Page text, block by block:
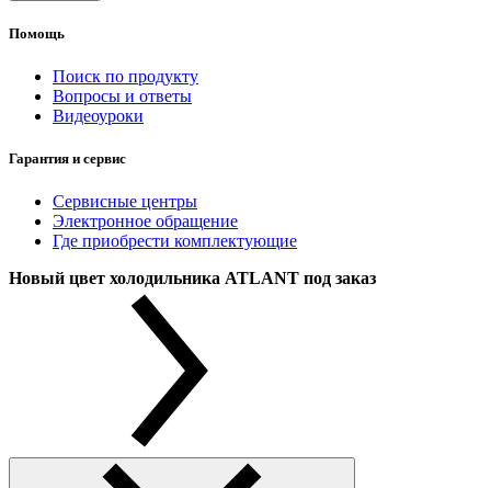
Помощь
Поиск по продукту
Вопросы и ответы
Видеоуроки
Гарантия и сервис
Сервисные центры
Электронное обращение
Где приобрести комплектующие
Новый цвет холодильника ATLANT под заказ